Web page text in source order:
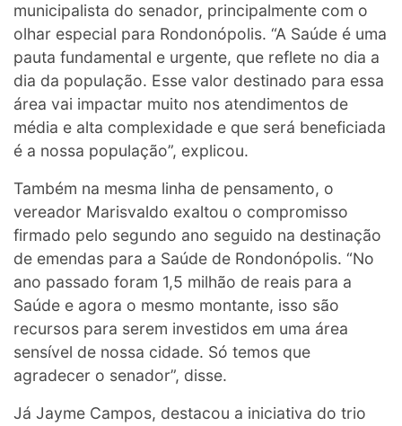
municipalista do senador, principalmente com o
olhar especial para Rondonópolis. “A Saúde é uma
pauta fundamental e urgente, que reflete no dia a
dia da população. Esse valor destinado para essa
área vai impactar muito nos atendimentos de
média e alta complexidade e que será beneficiada
é a nossa população”, explicou.
Também na mesma linha de pensamento, o
vereador Marisvaldo exaltou o compromisso
firmado pelo segundo ano seguido na destinação
de emendas para a Saúde de Rondonópolis. “No
ano passado foram 1,5 milhão de reais para a
Saúde e agora o mesmo montante, isso são
recursos para serem investidos em uma área
sensível de nossa cidade. Só temos que
agradecer o senador”, disse.
Já Jayme Campos, destacou a iniciativa do trio